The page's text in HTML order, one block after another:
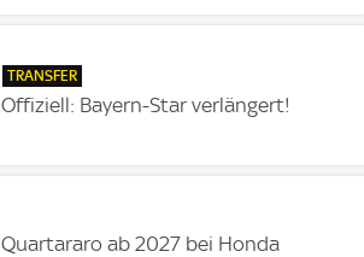
TRANSFER
Offiziell: Bayern-Star verlängert!
Quartararo ab 2027 bei Honda